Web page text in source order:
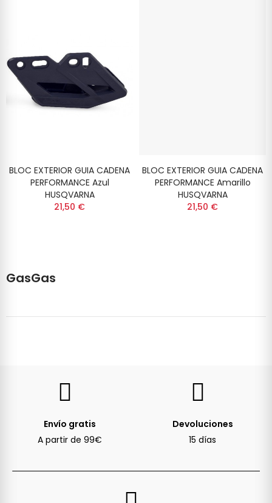
BLOC EXTERIOR GUIA CADENA
PERFORMANCE Azul
HUSQVARNA
21,50 €
BLOC EXTERIOR GUIA CADENA
PERFORMANCE Amarillo
HUSQVARNA
21,50 €
GasGas
Envío gratis
A partir de 99€
Devoluciones
15 días